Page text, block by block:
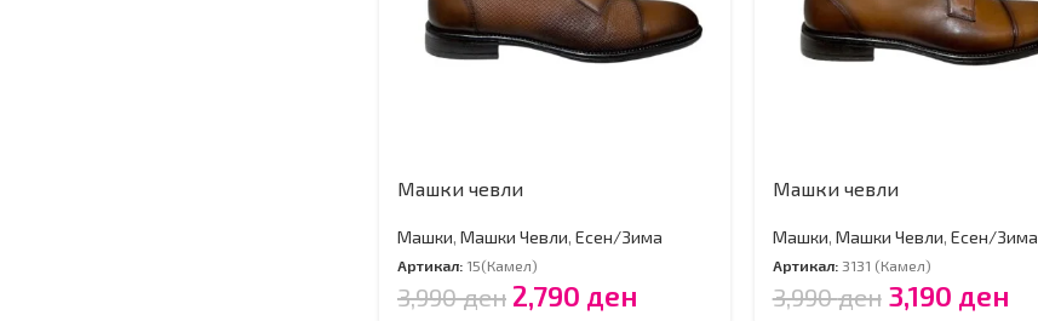
Машки чевли
Машки, Машки Чевли, Есен/Зима
Артикал: 15(Камел)
3,990ден 2,790 ден
Машки чевли
Машки, Машки Чевли, Есен/Зима
Артикал: 3131 (Камел)
3,990ден 3,190 ден